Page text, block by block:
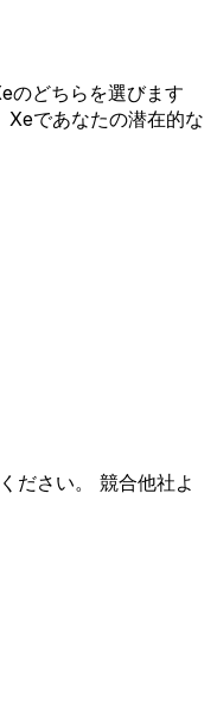
のどちらを選びます
Xeであなたの潜在的な
ださい。 競合他社よ